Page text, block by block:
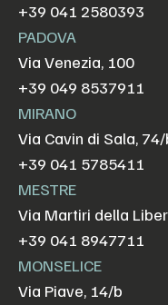
+39 041 2580393
PADOVA
Via Venezia, 100
+39 049 8537911
MIRANO
Via Cavin di Sala,
+39 041 5785411
MESTRE
Via Martiri della
+39 041 8947711
MONSELICE
Via Piave, 14/b